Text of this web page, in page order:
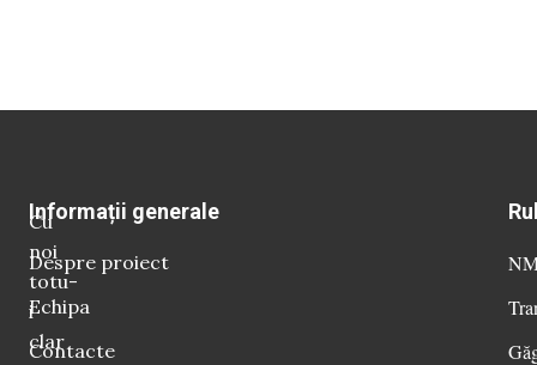
Cu
noi
totu-
i
clar
Informații generale
Despre proiect
Echipa
Contacte